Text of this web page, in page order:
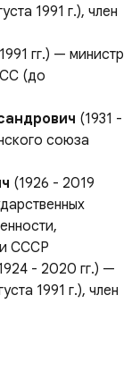
1991 г.), член
гг.) — министр
(до
(1931 -
союза
(1926 - 2019
СССР
- 2020 гг.) —
1991 г.), член